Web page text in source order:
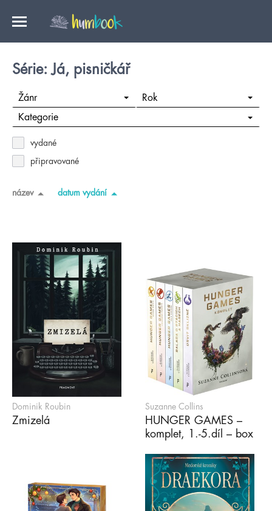
Série: Já, pisničkář
Žánr Rok
Kategorie
vydané
připravované
název datum vydání
Dominik Roubin
Zmizelá
Suzanne Collins
HUNGER GAMES –
komplet, 1.-5.díl – box